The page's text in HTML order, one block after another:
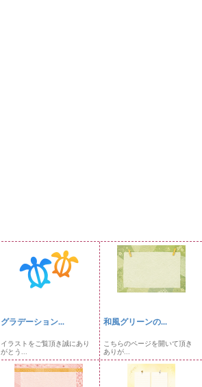
グラデーション...
イラストをご覧頂き誠にあり
がとう...
和風グリーンの...
こちらのページを開いて頂き
ありが...